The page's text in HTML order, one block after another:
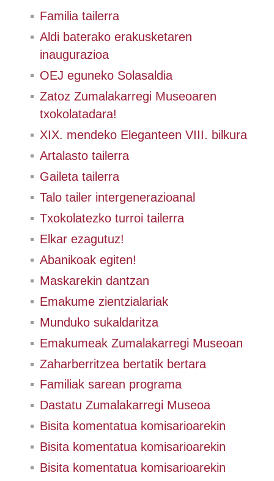
Familia tailerra
Aldi baterako erakusketaren
inaugurazioa
OEJ eguneko Solasaldia
Zatoz Zumalakarregi Museoaren
txokolatadara!
XIX. mendeko Eleganteen VIII. bilkura
Artalasto tailerra
Gaileta tailerra
Talo tailer intergenerazioanal
Txokolatezko turroi tailerra
Elkar ezagutuz!
Abanikoak egiten!
Maskarekin dantzan
Emakume zientzialariak
Munduko sukaldaritza
Emakumeak Zumalakarregi Museoan
Zaharberritzea bertatik bertara
Familiak sarean programa
Dastatu Zumalakarregi Museoa
Bisita komentatua komisarioarekin
Bisita komentatua komisarioarekin
Bisita komentatua komisarioarekin